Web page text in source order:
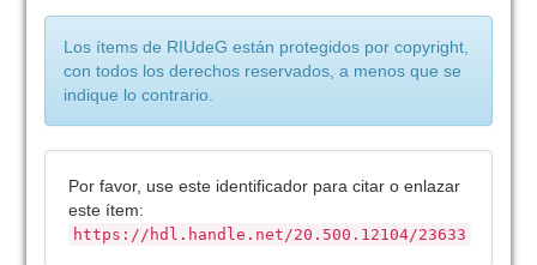
Los ítems de RIUdeG están protegidos por copyright,
con todos los derechos reservados, a menos que se
indique lo contrario.
Por favor, use este identificador para citar o enlazar
este ítem:
https://hdl.handle.net/20.500.12104/23633